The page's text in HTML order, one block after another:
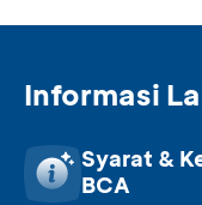
Informasi
Syarat &
BCA